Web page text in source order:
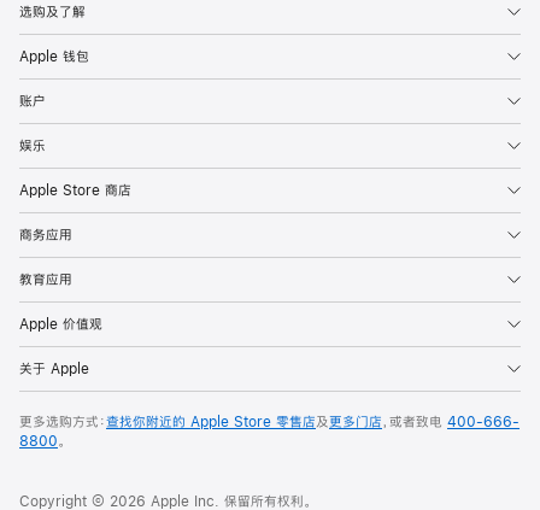
选购及了解
Apple 钱包
账户
娱乐
Apple Store 商店
商务应用
教育应用
Apple 价值观
关于 Apple
更多选购方式：查找你附近的 Apple Store 零售店及更多门店，或者致电 400-666-
8800。
Copyright © 2026 Apple Inc. 保留所有权利。